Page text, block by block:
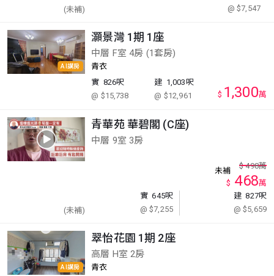
(未補)
@ $7,547
AI講房
灝景灣 1期 1座
中層 F室 4房 (1套房)
青衣
實 826呎
@ $15,738
建 1,003呎
@ $12,961
$ 1,300萬
(未補)
青華苑 華碧閣 (C座)
中層 9室 3房
實 645呎
@ $7,255
建 827呎
@ $5,659
$ 498萬
未補
$ 468萬
AI講房
翠怡花園 1期 2座
高層 H室 2房
青衣